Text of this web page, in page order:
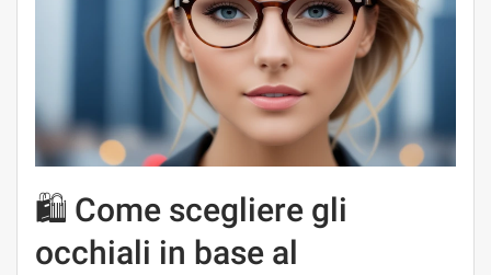
🛍 Come scegliere gli
occhiali in base al